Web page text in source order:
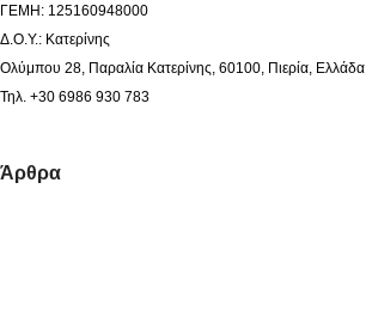
ΓΕΜΗ: 125160948000
Δ.Ο.Υ.: Κατερίνης
Ολύμπου 28, Παραλία Κατερίνης, 60100, Πιερία, Ελλάδα
Τηλ. +30 6986 930 783
Άρθρα